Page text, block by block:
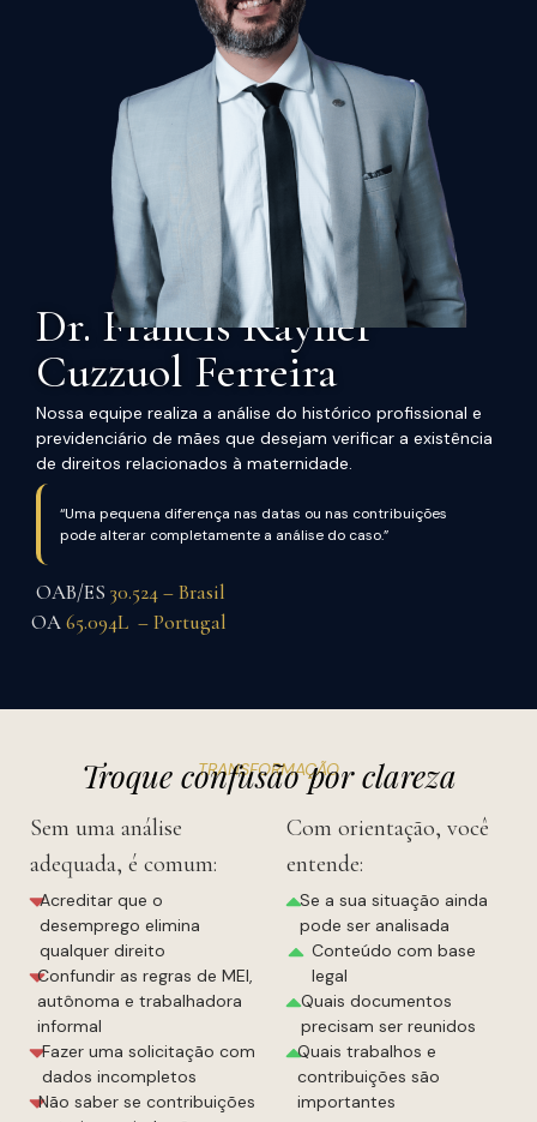
Dr. Francis Rayner
Cuzzuol Ferreira
Nossa equipe realiza a análise do histórico profissional e
previdenciário de mães que desejam verificar a existência
de direitos relacionados à maternidade.
“Uma pequena diferença nas datas ou nas contribuições
pode alterar completamente a análise do caso.”
OAB/ES 30.524 – Brasil
OA65.094L – Portugal
TRANSFORMAÇÃO
Troque confusão por clareza
Sem uma análise
adequada, é comum:
Acreditar que o
desemprego elimina
qualquer direito
Confundir as regras de MEI,
autônoma e trabalhadora
informal
Fazer uma solicitação com
dados incompletos
Não saber se contribuições
Com orientação, você
entende:
Se a sua situação ainda
pode ser analisada
Conteúdo com base
legal
Quais documentos
precisam ser reunidos
Quais trabalhos e
contribuições são
importantes